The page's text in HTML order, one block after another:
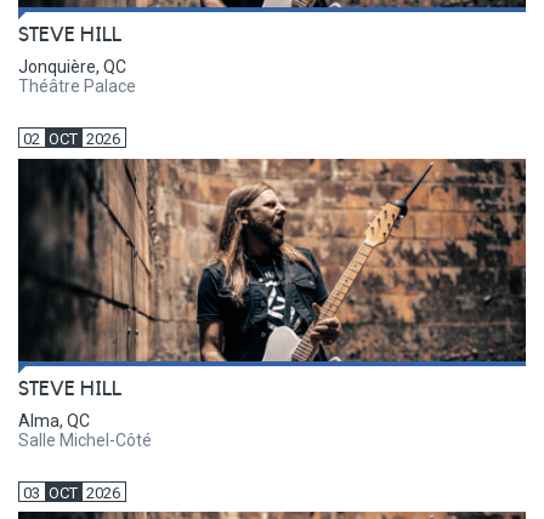
STEVE HILL
Jonquière, QC
Théâtre Palace
02 OCT 2026
STEVE HILL
Alma, QC
Salle Michel-Côté
03 OCT 2026